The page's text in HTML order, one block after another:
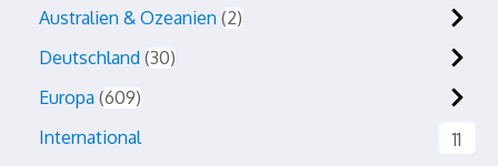
Australien & Ozeanien 2
Deutschland 30
Europa 609
International
11